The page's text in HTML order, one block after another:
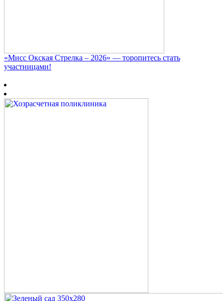
«Мисс Окская Стрелка – 2026» — торопитесь стать
участницами!